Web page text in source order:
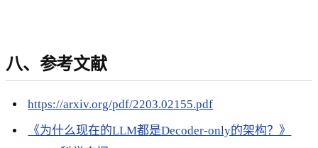
八、参考文献
https://arxiv.org/pdf/2203.02155.pdf
《为什么现在的LLM都是Decoder-only的架构？》